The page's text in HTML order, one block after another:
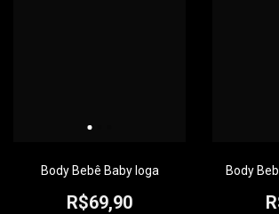
Body Bebê Baby Ioga
R$69,90
Body